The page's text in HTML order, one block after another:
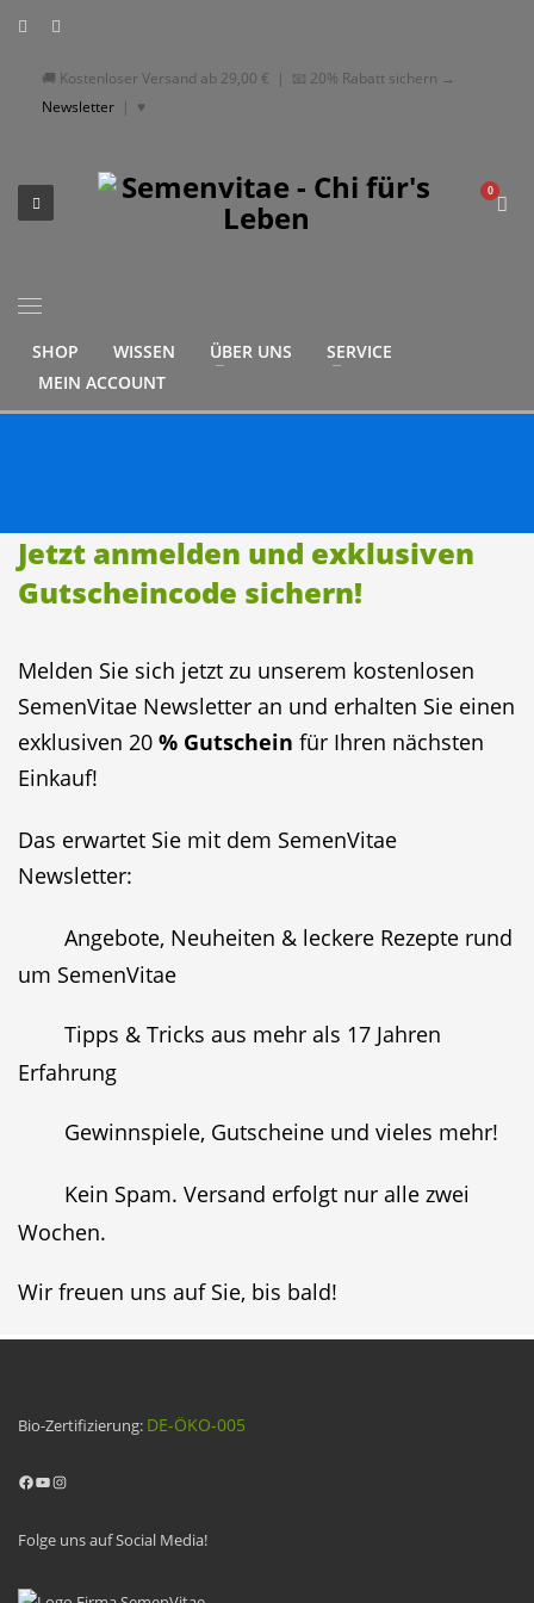
🚚 Kostenloser Versand ab 29,00 € | 📧 20% Rabatt sichern →
Newsletter | ♥
SHOP WISSEN ÜBER UNS
SERVICE
MEIN ACCOUNT
Jetzt anmelden und exklusiven
Gutscheincode sichern!
Melden Sie sich jetzt zu unserem kostenlosen
SemenVitae Newsletter an und erhalten Sie einen
exklusiven 20 % Gutschein für Ihren nächsten
Einkauf!
Das erwartet Sie mit dem SemenVitae
Newsletter:
Angebote, Neuheiten & leckere Rezepte rund
um SemenVitae
Tipps & Tricks aus mehr als 17 Jahren
Erfahrung
Gewinnspiele, Gutscheine und vieles mehr!
Kein Spam. Versand erfolgt nur alle zwei
Wochen.
Wir freuen uns auf Sie, bis bald!
Bio-Zertifizierung: DE-ÖKO-005
Facebook
YouTube
Instagram
Folge uns auf Social Media!